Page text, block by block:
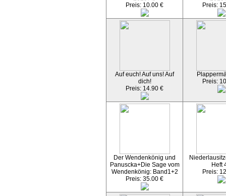
Preis: 10.00 €
Preis:
Auf euch! Auf uns! Auf
dich!
Preis: 14.90 €
Preis:
Der Wendenkönig und
Panuscka+Die Sage vom
Wendenkönig: Band1+2
Preis: 35.00 €
Heft
Preis: